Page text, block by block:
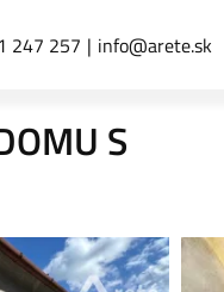
247 257 info@arete.sk
S